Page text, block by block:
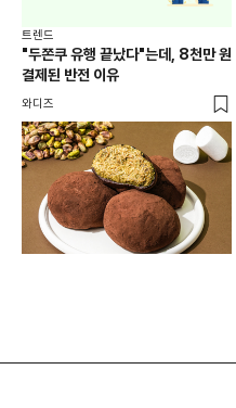
트렌드
"두쫀쿠 유행 끝났다"는데, 8천만 원
결제된 반전 이유
와디즈